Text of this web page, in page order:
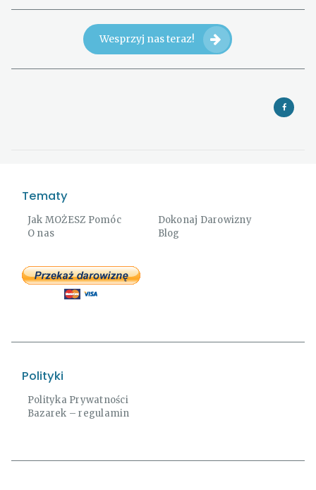
Wesprzyj nas teraz!
Tematy
Jak MOŻESZ Pomóc
Dokonaj Darowizny
O nas
Blog
Polityki
Polityka Prywatności
Bazarek – regulamin